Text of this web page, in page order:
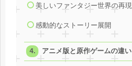
美しいファンタジー世界の再現
感動的なストーリー展開
アニメ版と原作ゲームの違い